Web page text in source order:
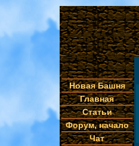
Новая Башня
Главная
Статьи
Форум, начало
Чат